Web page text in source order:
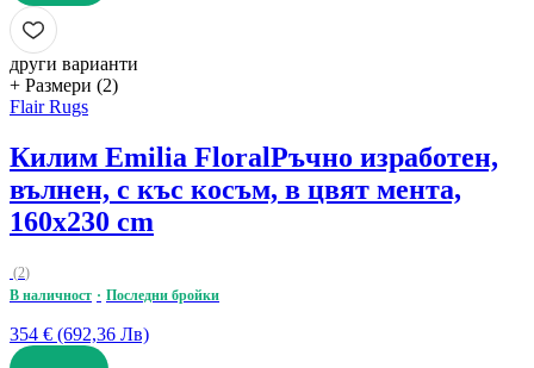
ДОБАВИ
други варианти
+ Размери (2)
Flair Rugs
Килим Emilia FloralРъчно изработен,
вълнен, с къс косъм, в цвят мента,
160x230 cm
(2)
В наличност
Последни бройки
354 € (692,36 Лв)